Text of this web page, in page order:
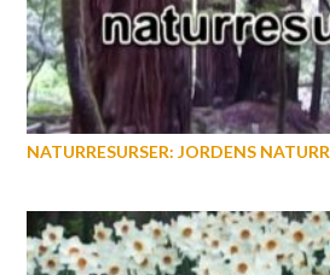
NATURRESURSER: JORDENS